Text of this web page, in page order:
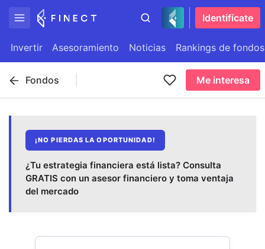
Identifícate
Invertir Asesoramiento Noticias Rankings de fondos
Fondos Me interesa
¡NO PIERDAS LA OPORTUNIDAD!
¿Tu estrategia financiera está lista? Consulta
GRATIS con un asesor financiero y toma ventaja
del mercado